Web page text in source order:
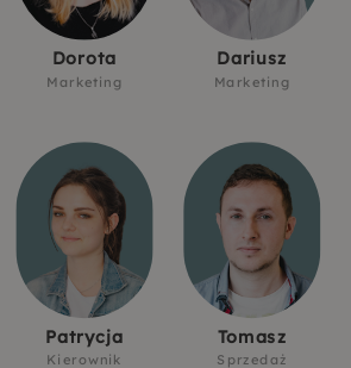
Dorota
Marketing
Dariusz
Marketing
Patrycja
Kierownik
Tomasz
Sprzedaż